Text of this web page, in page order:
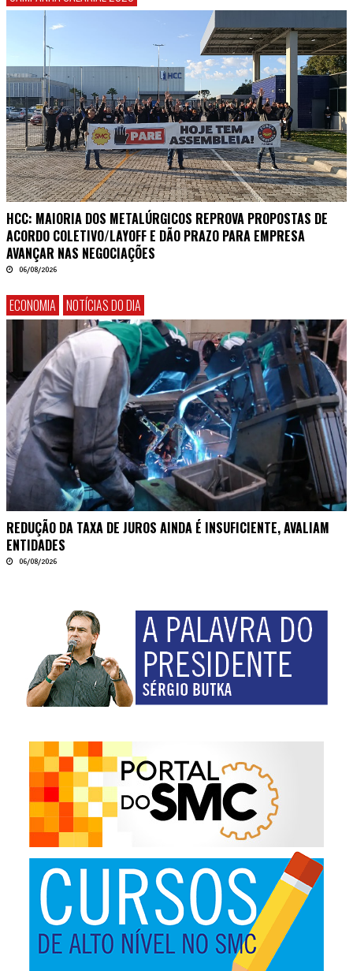
HCC: MAIORIA DOS METALÚRGICOS REPROVA PROPOSTAS DE
ACORDO COLETIVO/LAYOFF E DÃO PRAZO PARA EMPRESA
AVANÇAR NAS NEGOCIAÇÕES
06/08/2026
ECONOMIA NOTÍCIAS DO DIA
REDUÇÃO DA TAXA DE JUROS AINDA É INSUFICIENTE, AVALIAM
ENTIDADES
06/08/2026